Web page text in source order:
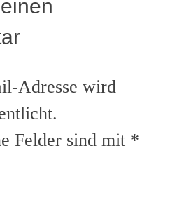
Adresse wird
Felder sind mit *